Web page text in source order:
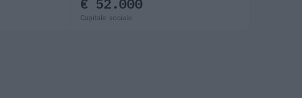
Capitale sociale